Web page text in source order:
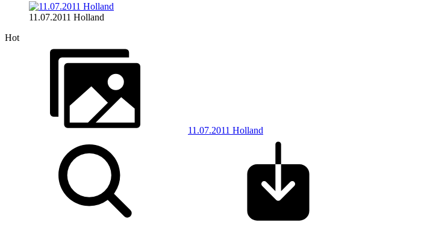
11.07.2011 Holland
Hot
11.07.2011 Holland